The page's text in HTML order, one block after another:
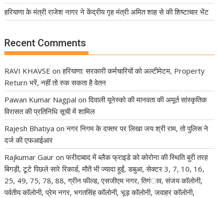
हरियाणा के मंत्री राजेश नागर ने केंद्रीय गृह मंत्री अमित शाह से की शिष्टाचार भेंट
Recent Comments
RAVI KHAVSE onहरियाणा: सरकारी कर्मचारियों को अल्टीमेटम, Property
Return भरें, नहीं तो रुक सकता है वेतन
Pawan Kumar Nagpal onदिवाली यूनेस्को की मानवता की अमूर्त सांस्कृतिक
विरासत की प्रतिनिधि सूची में शामिल
Rajesh Bhatiya onनगर निगम के दफ्तर पर लिखा जय श्री राम, तो पुलिस ने
दर्ज की एफआईआर
Rajkumar Gaur onफरीदाबाद में ब्लैक फ्राइडे को कोरोना की स्थिति बुरी तरह
बिगड़ी, टूटे पिछले सारे रिकार्ड, मौतें भी ज्यादा हुईं, डबुआ, सेक्टर 3, 7, 10, 16,
25, 49, 75, 78, 88, ग्रीन फील्ड, एसजीएम नगर, तिगंाव, संजय कॉलोनी,
पर्वतीय कॉलोनी, प्रेम नगर, भगतसिंह कॉलोनी, भूड़ कॉलोनी, जवाहर कॉलोनी,